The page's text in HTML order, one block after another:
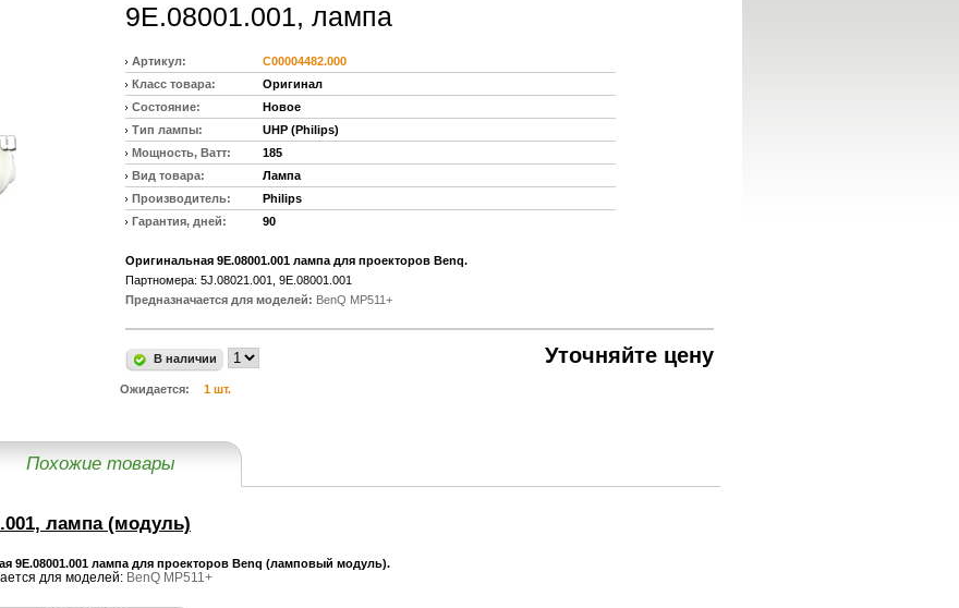
9E.08001.001, лампа
Артикул:
C00004482.000
Класс товара:
Оригинал
Состояние:
Новое
Тип лампы:
UHP (Philips)
Мощность, Ватт:
185
Вид товара:
Лампа
Производитель:
Philips
Гарантия, дней:
90
Оригинальная 9E.08001.001 лампа для проекторов Benq.
Партномера: 5J.08021.001, 9E.08001.001
Предназначается для моделей: BenQ MP511+
В наличии Уточняйте цену
1 шт.
Ожидается:
Похожие товары
лампа (модуль)
9E.08001.001 лампа для проекторов Benq (ламповый модуль).
для моделей: BenQ MP511+